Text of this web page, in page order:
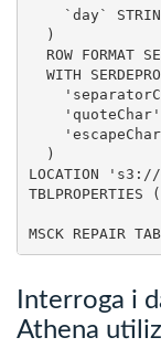
`day`
  )
ROW FORMAT
WITH
  )
LOCATION
Interroga i
Athena